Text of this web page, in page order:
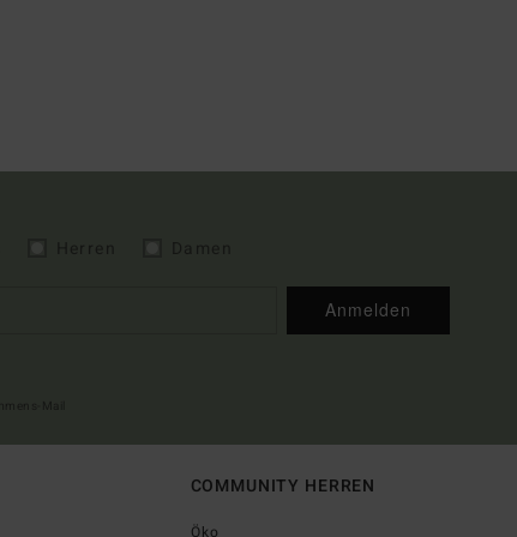
Anmelden
COMMUNITY HERREN
Öko